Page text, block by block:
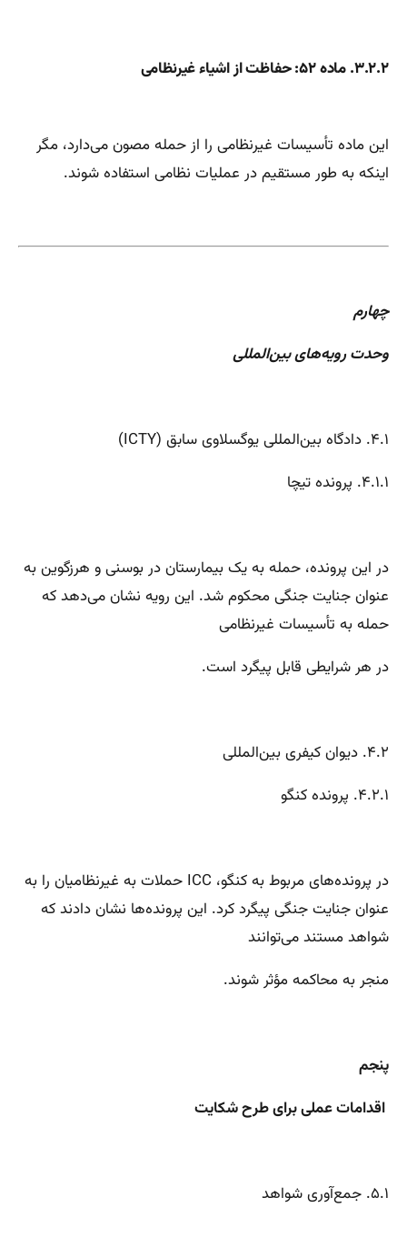
۳.۲.۲. ماده ۵۲: حفاظت از اشیاء غیرنظامی
این ماده تأسیسات غیرنظامی را از حمله مصون می‌دارد، مگر
اینکه به طور مستقیم در عملیات نظامی استفاده شوند.
چهارم
وحدت رویه‌های بین‌المللی
۴.۱. دادگاه بین‌المللی یوگسلاوی سابق (ICTY)
۴.۱.۱. پرونده تیچا
در این پرونده، حمله به یک بیمارستان در بوسنی و هرزگوین به
عنوان جنایت جنگی محکوم شد. این رویه نشان می‌دهد که
حمله به تأسیسات غیرنظامی
در هر شرایطی قابل پیگرد است.
۴.۲. دیوان کیفری بین‌المللی
۴.۲.۱. پرونده کنگو
در پرونده‌های مربوط به کنگو، ICC حملات به غیرنظامیان را به
عنوان جنایت جنگی پیگرد کرد. این پرونده‌ها نشان دادند که
شواهد مستند می‌توانند
منجر به محاکمه مؤثر شوند.
پنجم
اقدامات عملی برای طرح شکایت
۵.۱. جمع‌آوری شواهد